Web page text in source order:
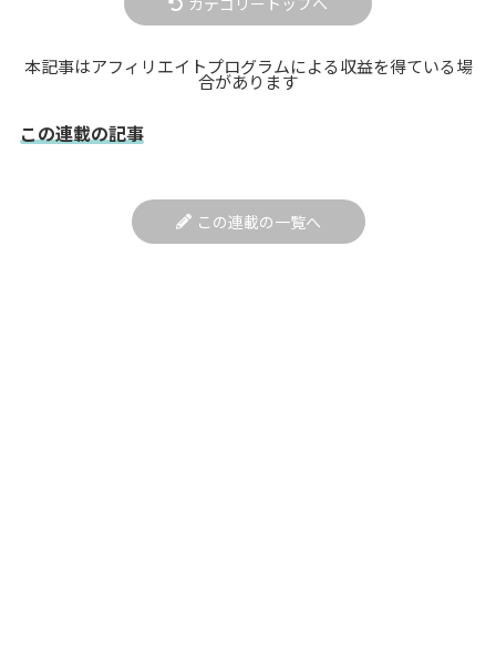
本記事はアフィリエイトプログラムによる収益を得ている場
合があります
この連載の記事
この連載の一覧へ